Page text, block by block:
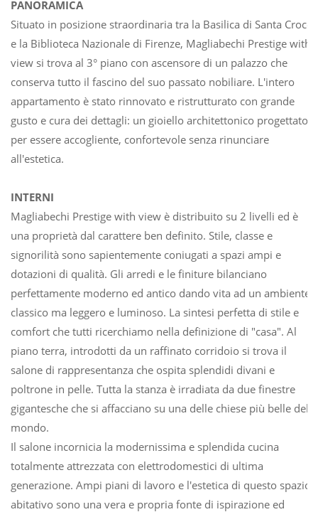
PANORAMICA
Situato in posizione straordinaria tra la Basilica di Santa Croce
e la Biblioteca Nazionale di Firenze, Magliabechi Prestige with
view si trova al 3° piano con ascensore di un palazzo che
conserva tutto il fascino del suo passato nobiliare. L'intero
appartamento è stato rinnovato e ristrutturato con grande
gusto e cura dei dettagli: un gioiello architettonico progettato
per essere accogliente, confortevole senza rinunciare
all'estetica.
INTERNI
Magliabechi Prestige with view è distribuito su 2 livelli ed è
una proprietà dal carattere ben definito. Stile, classe e
signorilità sono sapientemente coniugati a spazi ampi e
dotazioni di qualità. Gli arredi e le finiture bilanciano
perfettamente moderno ed antico dando vita ad un ambiente
classico ma leggero e luminoso. La sintesi perfetta di stile e
comfort che tutti ricerchiamo nella definizione di "casa". Al
piano terra, introdotti da un raffinato corridoio si trova il
salone di rappresentanza che ospita splendidi divani e
poltrone in pelle. Tutta la stanza è irradiata da due finestre
gigantesche che si affacciano su una delle chiese più belle del
mondo.
Il salone incornicia la modernissima e splendida cucina
totalmente attrezzata con elettrodomestici di ultima
generazione. Ampi piani di lavoro e l'estetica di questo spazio
abitativo sono una vera e propria fonte di ispirazione ed